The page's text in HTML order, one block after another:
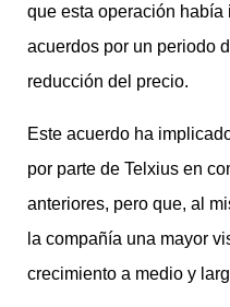
que esta operación
acuerdos por un periodo
reducción del precio.
Este acuerdo ha
por parte de Telxius en
anteriores, pero que, al
la compañía una mayor
crecimiento a medio y